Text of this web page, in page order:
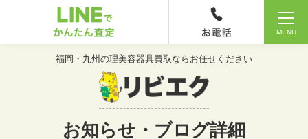
MENU
福岡・九州の理美容器具買取ならお任せください
お知らせ・ブログ詳細